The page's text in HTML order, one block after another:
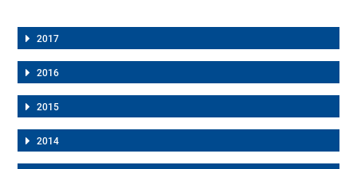
2017
2016
2015
2014